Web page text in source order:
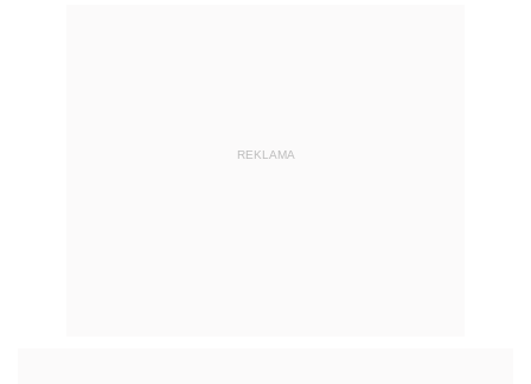
REKLAMA